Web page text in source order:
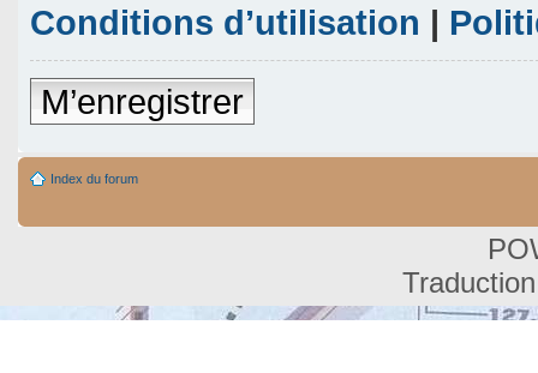
Conditions d’utilisation |
M’enregistrer
Index du forum